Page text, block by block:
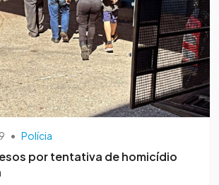
• Polícia
por tentativa de homicídio